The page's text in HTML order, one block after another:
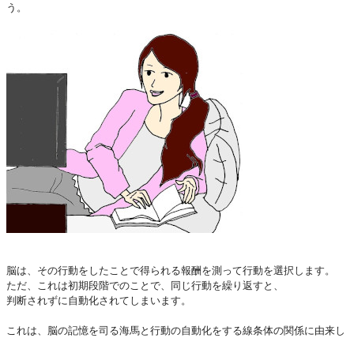
う。
脳は、その行動をしたことで得られる報酬を測って行動を選択します。
ただ、これは初期段階でのことで、同じ行動を繰り返すと、
判断されずに自動化されてしまいます。
これは、脳の記憶を司る海馬と行動の自動化をする線条体の関係に由来し